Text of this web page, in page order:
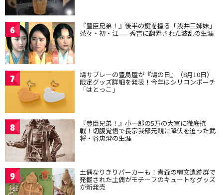
6 『豊臣兄弟！』後半の鍵を握る「浅井三姉妹」
茶々・初・江——秀吉に翻弄された波乱の生涯
7 鳩サブレーの豊島屋が『鳩の日』（8月10日）
限定グッズ詳細を発表！今年はシリコンポーチ
「はとっこ」
8 『豊臣兄弟！』小一郎の5万の大軍に徹底抗
戦！切腹覚悟で長宗我部元親に降伏を迫った武
将・谷忠澄の生涯
9 土偶なりきりパーカーも！青森の縄文遺跡群で
発掘された土偶がモチーフのキュートなグッズ
が新発売